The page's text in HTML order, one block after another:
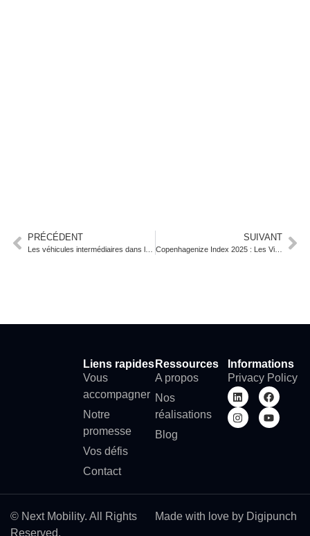
PRÉCÉDENT SUIVANT
Copenhagenize Index 2025 : Les Villes Belges Brillent sur la Scène Mondiale du Vélo
Liens rapides
Vous
accompagner
Notre
promesse
Vos défis
Contact
Ressources
A propos
Nos
réalisations
Blog
Informations
Privacy Policy
© Next Mobility. All Rights
Reserved.
Made with love by Digipunch